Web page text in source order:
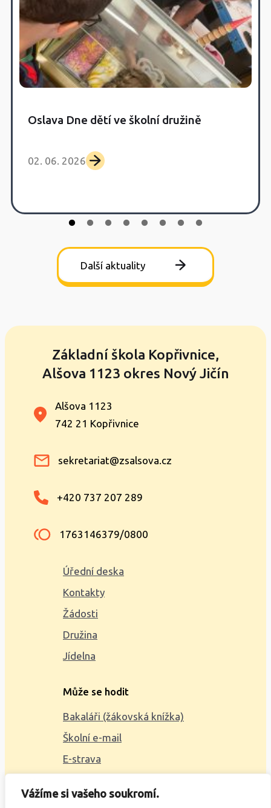
Vážíme si vašeho soukromí.
Oslava Dne dětí ve školní družině
02. 06. 2026
Další aktuality
Základní škola Kopřivnice,
Alšova 1123 okres Nový Jičín
Alšova 1123
742 21 Kopřivnice
sekretariat@zsalsova.cz
+420 737 207 289
1763146379/0800
Úřední deska
Kontakty
Žádosti
Družina
Jídelna
Může se hodit
Bakaláři (žákovská knížka)
Školní e-mail
E-strava